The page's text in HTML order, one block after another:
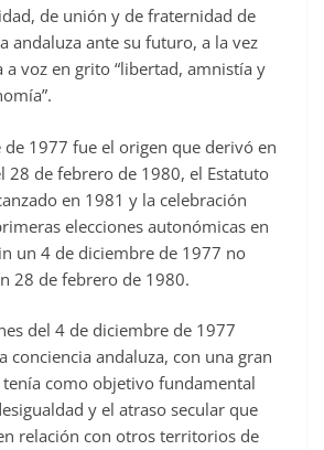
de unión y de fraternidad de
andaluza ante su futuro, a la vez
a voz en grito “libertad, amnistía y
de 1977 fue el origen que derivó en
28 de febrero de 1980, el Estatuto
en 1981 y la celebración
elecciones autonómicas en
un 4 de diciembre de 1977 no
28 de febrero de 1980.
del 4 de diciembre de 1977
conciencia andaluza, con una gran
como objetivo fundamental
y el atraso secular que
relación con otros territorios de